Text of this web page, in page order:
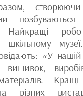
позбуваються
Найкращі
шкільному музеї.
«У
вишивок,
різних